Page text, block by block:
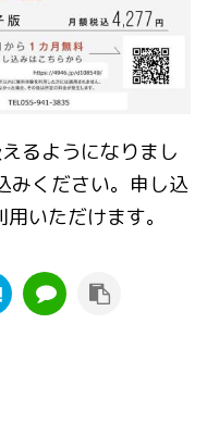
るようになりまし
みください。申し込
いただけます。